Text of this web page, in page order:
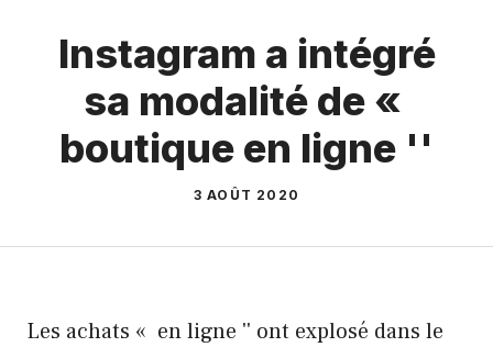
Instagram a intégré
sa modalité de «
boutique en ligne ''
3 AOÛT 2020
Les achats « en ligne '' ont explosé dans le